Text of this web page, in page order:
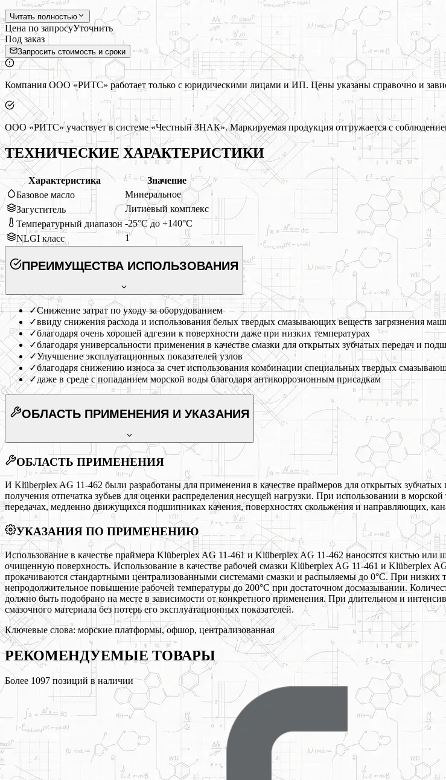
Читать полностью
Цена по запросуУточнить
Под заказ
Запросить стоимость и сроки
Компания ООО «РИТС» работает только с юридическими лицами и ИП. Цены указаны справочно и
ООО «РИТС» участвует в системе «Честный ЗНАК». Маркируемая продукция отгружается с
ТЕХНИЧЕСКИЕ ХАРАКТЕРИСТИКИ
Характеристика
Значение
Базовое масло
Минеральное
Загуститель
Литиевый комплекс
Температурный диапазон -25°C до +140°C
NLGI класс
1
ПРЕИМУЩЕСТВА ИСПОЛЬЗОВАНИЯ
✓Снижение затрат по уходу за оборудованием
✓ввиду снижения расхода и использования белых твердых смазывающих веществ загрязнения
✓благодаря очень хорошей адгезии к поверхности даже при низких температурах
✓благодаря универсальности применения в качестве смазки для открытых зубчатых передач и
✓Улучшение эксплуатационных показателей узлов
✓благодаря снижению износа за счет использования комбинации специальных твердых
✓даже в среде с попаданием морской воды благодаря антикоррозионным присадкам
ОБЛАСТЬ ПРИМЕНЕНИЯ И УКАЗАНИЯ
ОБЛАСТЬ ПРИМЕНЕНИЯ
И Klüberplex AG 11-462 были разработаны для применения в качестве праймеров для открытых зубчатых
получения отпечатка зубьев для оценки распределения несущей нагрузки. При использовании в
передачах, медленно движущихся подшипниках качения, поверхностях скольжения и направляющих,
УКАЗАНИЯ ПО ПРИМЕНЕНИЮ
Использование в качестве праймера Klüberplex AG 11-461 и Klüberplex AG 11-462 наносятся кистью
очищенную поверхность. Использование в качестве рабочей смазки Klüberplex AG 11-461 и
прокачиваются стандартными централизованными системами смазки и распыляемы до 0°С. При низких
непродолжительное повышение рабочей температуры до 200°С при достаточном досмазывании.
должно быть подобрано на месте в зависимости от конкретного применения. При длительном и
смазочного материала без потерь его эксплуатационных показателей.
Ключевые слова: морские платформы, офшор, централизованная
РЕКОМЕНДУЕМЫЕ ТОВАРЫ
Более 1097 позиций в наличии